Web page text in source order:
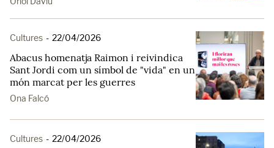
Cultures - 22/04/2026
Abacus homenatja Raimon i reivindica
Sant Jordi com un símbol de "vida" en un
món marcat per les guerres
Ona Falcó
Cultures - 22/04/2026